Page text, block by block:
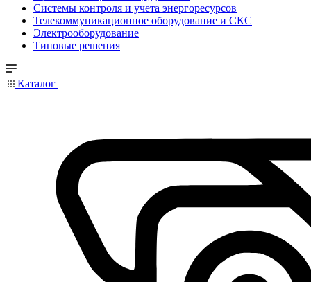
Системы контроля и учета энергоресурсов
Телекоммуникационное оборудование и СКС
Электрооборудование
Типовые решения
Каталог